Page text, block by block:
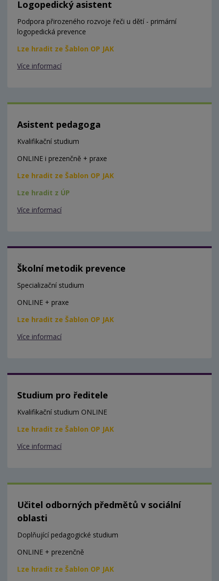
Logopedický asistent
Podpora přirozeného rozvoje řeči u dětí - primární
logopedická prevence
Lze hradit ze Šablon OP JAK
Více informací
Asistent pedagoga
Kvalifikační studium
ONLINE i prezenčně + praxe
Lze hradit ze Šablon OP JAK
Lze hradit z ÚP
Více informací
Školní metodik prevence
Specializační studium
ONLINE + praxe
Lze hradit ze Šablon OP JAK
Více informací
Studium pro ředitele
Kvalifikační studium ONLINE
Lze hradit ze Šablon OP JAK
Více informací
Učitel odborných předmětů v sociální
oblasti
Doplňující pedagogické studium
ONLINE + prezenčně
Lze hradit ze Šablon OP JAK